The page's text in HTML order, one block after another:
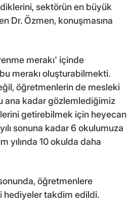
sektörün en büyük
Dr. Özmen, konuşmasına
merakı' içinde
merakı oluşturabilmekti.
öğretmenlerin de mesleki
ana kadar gözlemlediğimiz
getirebilmek için heyecan
sonuna kadar 6 okulumuza
yılında 10 okulda daha
öğretmenlere
hediyeler takdim edildi.